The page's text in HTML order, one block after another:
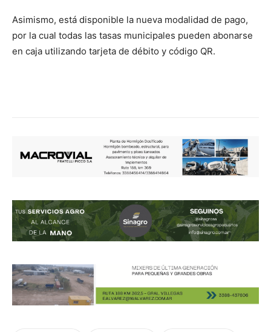
Asimismo, está disponible la nueva modalidad de pago,
por la cual todas las tasas municipales pueden abonarse
en caja utilizando tarjeta de débito y código QR.